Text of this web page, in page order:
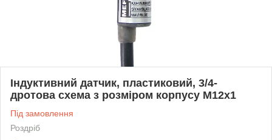
Індуктивний датчик, пластиковий, 3/4-
дротова схема з розміром корпусу M12x1
Під замовлення
Роздріб